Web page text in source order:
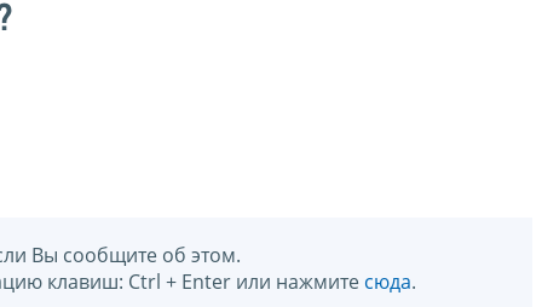
Вы сообщите об этом.
клавиш: Ctrl + Enter или нажмите сюда.